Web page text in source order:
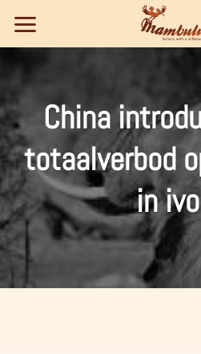
naar
inhoud
China
totaalverbod
in